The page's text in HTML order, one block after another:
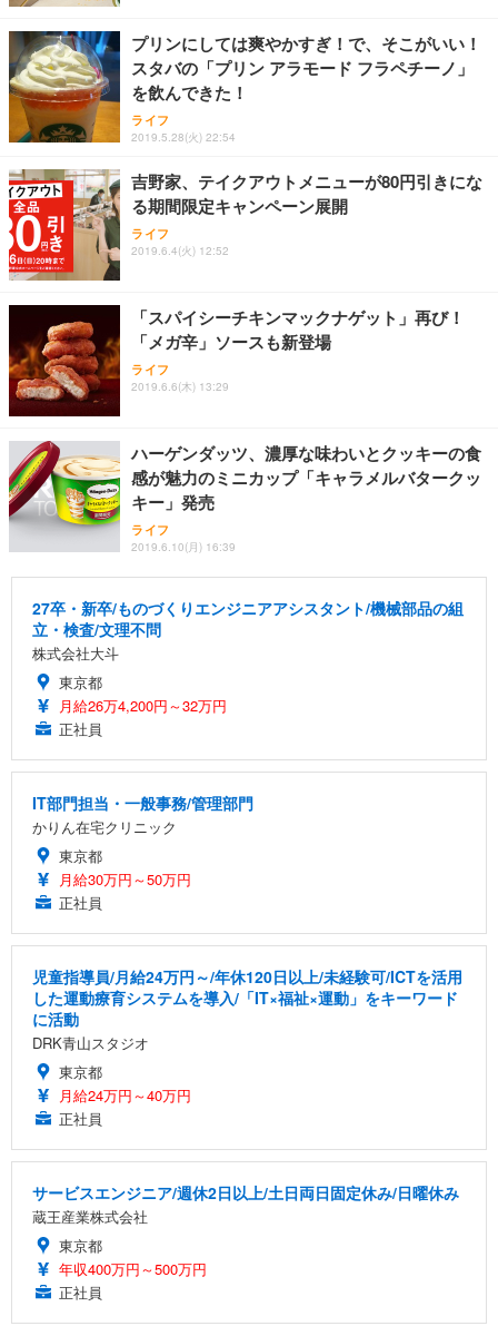
プリンにしては爽やかすぎ！で、そこがいい！
スタバの「プリン アラモード フラペチーノ」
を飲んできた！
ライフ
2019.5.28(火) 22:54
吉野家、テイクアウトメニューが80円引きにな
る期間限定キャンペーン展開
ライフ
2019.6.4(火) 12:52
「スパイシーチキンマックナゲット」再び！
「メガ辛」ソースも新登場
ライフ
2019.6.6(木) 13:29
ハーゲンダッツ、濃厚な味わいとクッキーの食
感が魅力のミニカップ「キャラメルバタークッ
キー」発売
ライフ
2019.6.10(月) 16:39
27卒・新卒/ものづくりエンジニアアシスタント/機械部品の組
立・検査/文理不問
株式会社大斗
東京都
月給26万4,200円～32万円
正社員
IT部門担当・一般事務/管理部門
かりん在宅クリニック
東京都
月給30万円～50万円
正社員
児童指導員/月給24万円～/年休120日以上/未経験可/ICTを活用
した運動療育システムを導入/「IT×福祉×運動」をキーワード
に活動
DRK青山スタジオ
東京都
月給24万円～40万円
正社員
サービスエンジニア/週休2日以上/土日両日固定休み/日曜休み
蔵王産業株式会社
東京都
年収400万円～500万円
正社員